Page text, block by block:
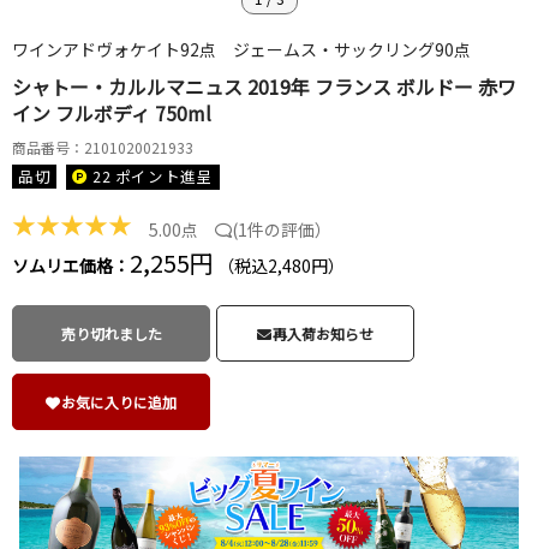
ワインアドヴォケイト92点 ジェームス・サックリング90点
シャトー・カルルマニュス 2019年 フランス ボルドー 赤ワ
イン フルボディ 750ml
商品番号：2101020021933
品切 22 ポイント進呈
★★★★★ 5.00点 (1件の評価）
ソムリエ価格： 2,255円 （税込2,480円）
売り切れました 再入荷お知らせ
お気に入りに追加